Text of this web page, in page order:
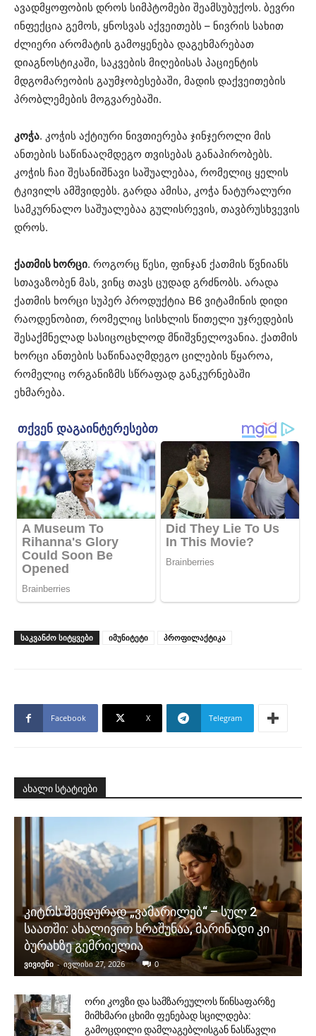
ავადმყოფობის დროს სიმპტომები შეამსუბუქოს. ბევრი
ინფექცია გემოს, ყნოსვას აქვეითებს – ნივრის სახით
ძლიერი არომატის გამოყენება დაგეხმარებათ
დიაგნოსტიკაში, საკვების მიღებისას პაციენტის
მდგომარეობის გაუმჯობესებაში, მადის დაქვეითების
პრობლემების მოგვარებაში.
კოჭა. კოჭის აქტიური ნივთიერება ჯინჯეროლი მის
ანთების საწინააღმდეგო თვისებას განაპირობებს.
კოჭის ჩაი შესანიშნავი საშუალებაა, რომელიც ყელის
ტკივილს ამშვიდებს. გარდა ამისა, კოჭა ნატურალური
სამკურნალო საშუალებაა გულისრევის, თავბრუსხვევის
დროს.
ქათმის ხორცი. როგორც წესი, ფინჯან ქათმის წვნიანს
სთავაზობენ მას, ვინც თავს ცუდად გრძნობს. არადა
ქათმის ხორცი სუპერ პროდუქტია B6 ვიტამინის დიდი
რაოდენობით, რომელიც სისხლის წითელი უჯრედების
შესაქმნელად სასიცოცხლოდ მნიშვნელოვანია. ქათმის
ხორცი ანთების საწინააღმდეგო ცილების წყაროა,
რომელიც ორგანიზმს სწრაფად განკურნებაში
ეხმარება.
ᲡᲐᲙᲕᲐᲜᲫᲝ ᲡᲘᲢᲧᲕᲔᲑᲘ იმუნიტეტი პროფილაქტიკა
Facebook X Telegram
ახალი სტატიები
კიტრს შვედურად „ვამარილებ“ – სულ 2
საათში: ახალივით ხრაშუნაა, მარინადი კი
ბურახზე გემრიელია
ვივიენი - ივლისი 27, 2026 0
ორი კოვზი და სამზარეულოს წინსაფარზე
მიმხმარი ცხიმი ფენებად სცილდება:
გამოცდილი დამლაგებლისგან ნასწავლი